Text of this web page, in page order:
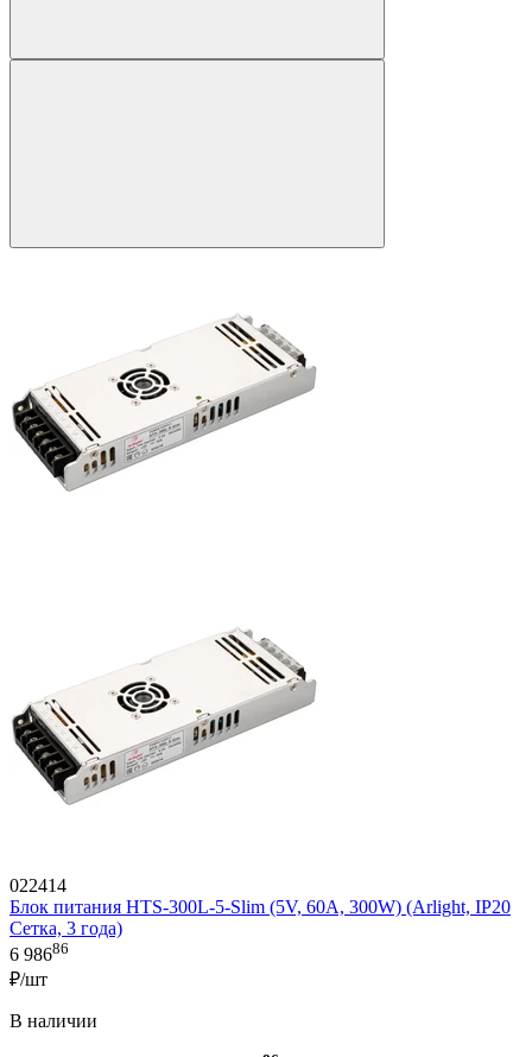
022414
Блок питания HTS-300L-5-Slim (5V, 60A, 300W) (Arlight, IP20
Сетка, 3 года)
6 98686
₽/шт
В наличии